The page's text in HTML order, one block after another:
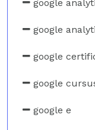
google
google
google
google
google e